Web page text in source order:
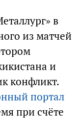
в
из матчей
и
конфликт.
портал
при счёте